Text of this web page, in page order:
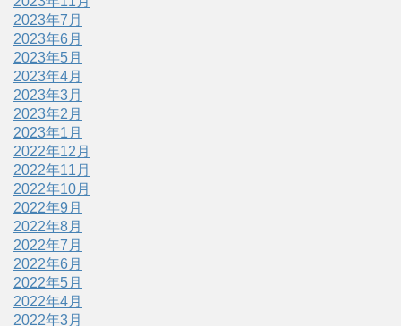
2023年7月
2023年6月
2023年5月
2023年4月
2023年3月
2023年2月
2023年1月
2022年12月
2022年11月
2022年10月
2022年9月
2022年8月
2022年7月
2022年6月
2022年5月
2022年4月
2022年3月